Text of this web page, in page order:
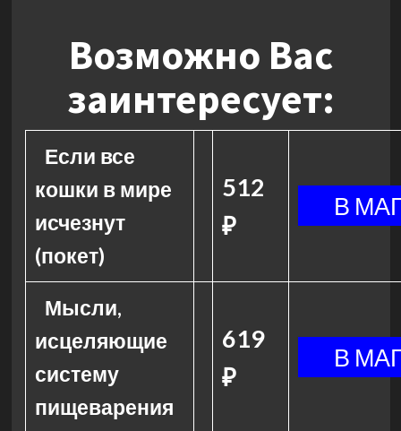
Возможно Вас
заинтересует:
Если все
кошки в мире
исчезнут
(покет)
512
₽
Мысли,
исцеляющие
систему
пищеварения
619
₽